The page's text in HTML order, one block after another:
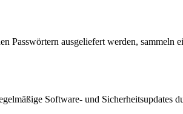
Passwörtern ausgeliefert werden,
Software- und Sicherheitsupdates